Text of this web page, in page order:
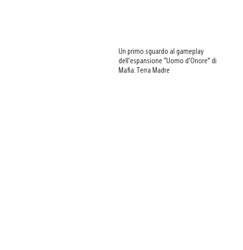
Un primo sguardo al gameplay
dell’espansione “Uomo d’Onore” di
Mafia: Terra Madre